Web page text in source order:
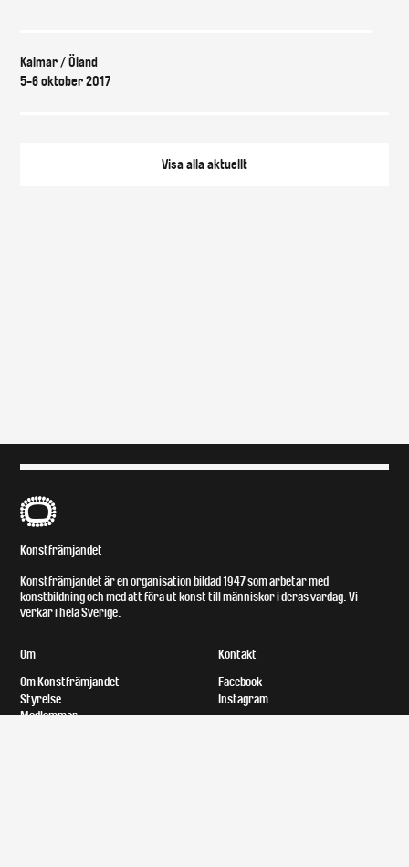
Kalmar / Öland
5-6 oktober 2017
Visa allaaktuellt
B
Konstfrämjandet
Konstfrämjandet är en organisation bildad 1947 som arbetar med
konstbildning och med att föra ut konst till människor i deras vardag. Vi
verkar i hela Sverige.
Om
Om Konstfrämjandet
Styrelse
Medlemmar
Kontakt
Facebook
Instagram